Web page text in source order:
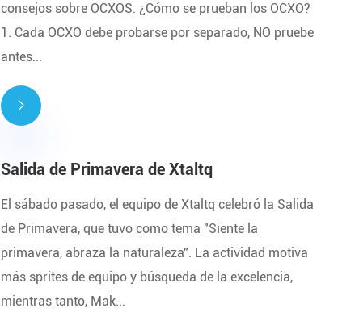
consejos sobre OCXOS. ¿Cómo se prueban los OCXO?
1. Cada OCXO debe probarse por separado, NO pruebe
antes...

Salida de Primavera de Xtaltq
El sábado pasado, el equipo de Xtaltq celebró la Salida
de Primavera, que tuvo como tema "Siente la
primavera, abraza la naturaleza". La actividad motiva
más sprites de equipo y búsqueda de la excelencia,
mientras tanto, Mak...